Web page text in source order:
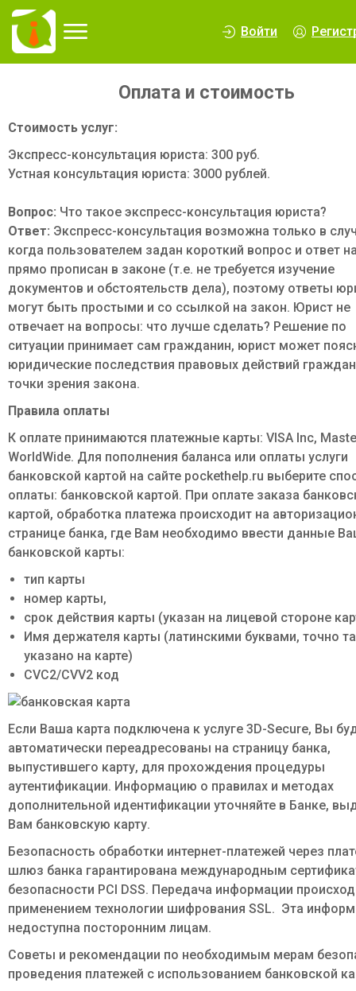
Войти
Оплата и стоимость
Стоимость услуг:
Экспресс-консультация юриста: 300 руб.
Устная консультация юриста: 3000 рублей.
Вопрос: Что такое экспресс-консультация юриста?
Ответ: Экспресс-консультация возможна только в
когда пользователем задан короткий вопрос и ответ
прямо прописан в законе (т.е. не требуется изучение
документов и обстоятельств дела), поэтому ответы
могут быть простыми и со ссылкой на закон. Юрист не
отвечает на вопросы: что лучше сделать? Решение по
ситуации принимает сам гражданин, юрист может
юридические последствия правовых действий
точки зрения закона.
Правила оплаты
К оплате принимаются платежные карты: VISA Inc,
WorldWide. Для пополнения баланса или оплаты услуги
банковской картой на сайте pockethelp.ru выберите
оплаты: банковской картой. При оплате заказа
картой, обработка платежа происходит на
странице банка, где Вам необходимо ввести данные
банковской карты:
тип карты
номер карты,
срок действия карты (указан на лицевой стороне
Имя держателя карты (латинскими буквами, точно
указано на карте)
CVC2/CVV2 код
Если Ваша карта подключена к услуге 3D-Secure, Вы
автоматически переадресованы на страницу банка,
выпустившего карту, для прохождения процедуры
аутентификации. Информацию о правилах и методах
дополнительной идентификации уточняйте в Банке,
Вам банковскую карту.
Безопасность обработки интернет-платежей через
шлюз банка гарантирована международным
безопасности PCI DSS. Передача информации
применением технологии шифрования SSL. Эта
недоступна посторонним лицам.
Советы и рекомендации по необходимым мерам
проведения платежей с использованием банковской